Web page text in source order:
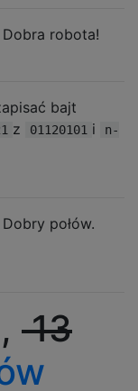
robota!
bajt
z 01120101 i
n-
połów.
, 13